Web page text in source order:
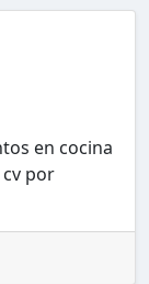
en cocina
cv por